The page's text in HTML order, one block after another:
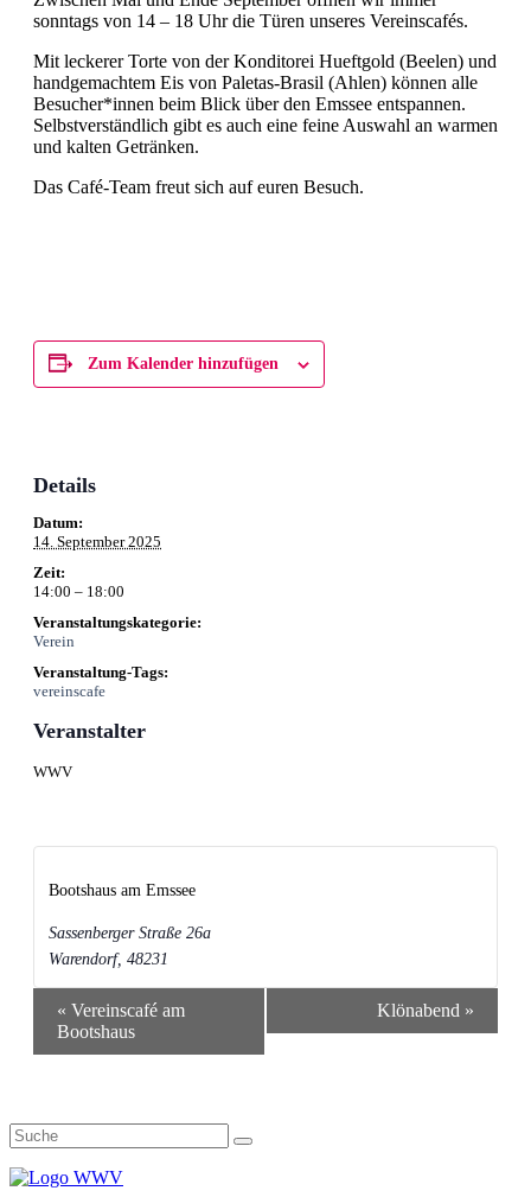
sonntags von 14 – 18 Uhr die Türen unseres Vereinscafés.
Mit leckerer Torte von der Konditorei Hueftgold (Beelen) und
handgemachtem Eis von Paletas-Brasil (Ahlen) können alle
Besucher*innen beim Blick über den Emssee entspannen.
Selbstverständlich gibt es auch eine feine Auswahl an warmen
und kalten Getränken.
Das Café-Team freut sich auf euren Besuch.
Zum Kalender hinzufügen
Details
Datum:
14. September 2025
Zeit:
14:00 – 18:00
Veranstaltungskategorie:
Verein
Veranstaltung-Tags:
vereinscafe
Veranstalter
WWV
Bootshaus am Emssee
Sassenberger Straße 26a
Warendorf, 48231
Veranstaltung-
Navigation
« Vereinscafé am
Bootshaus
Klönabend »